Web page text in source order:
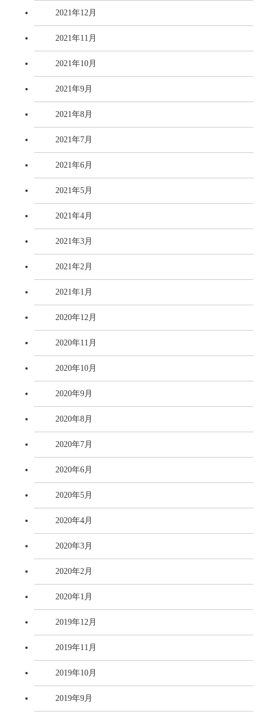
2021年12月
2021年11月
2021年10月
2021年9月
2021年8月
2021年7月
2021年6月
2021年5月
2021年4月
2021年3月
2021年2月
2021年1月
2020年12月
2020年11月
2020年10月
2020年9月
2020年8月
2020年7月
2020年6月
2020年5月
2020年4月
2020年3月
2020年2月
2020年1月
2019年12月
2019年11月
2019年10月
2019年9月